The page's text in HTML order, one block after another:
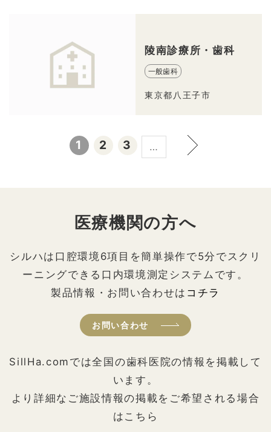
陵南診療所・歯科
一般歯科
東京都八王子市
1 2 3 …
医療機関の方へ
シルハは口腔環境6項目を簡単操作で5分でスクリ
ーニングできる口内環境測定システムです。
製品情報・お問い合わせは コチラ
お問い合わせ
SillHa.comでは全国の歯科医院の情報を掲載して
います。
より詳細なご施設情報の掲載をご希望される場合
はこちら